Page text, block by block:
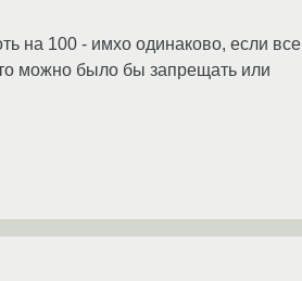
на 100 - имхо одинаково, если все
можно было бы запрещать или